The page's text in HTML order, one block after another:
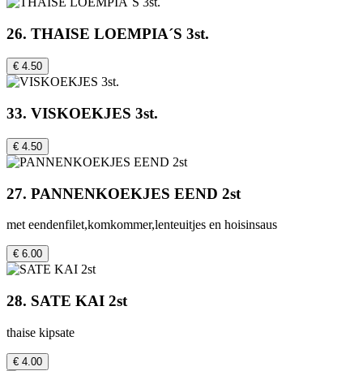
26. THAISE LOEMPIA´S 3st.
€ 4.50
33. VISKOEKJES 3st.
€ 4.50
27. PANNENKOEKJES EEND 2st
met eendenfilet,komkommer,lenteuitjes en hoisinsaus
€ 6.00
28. SATE KAI 2st
thaise kipsate
€ 4.00